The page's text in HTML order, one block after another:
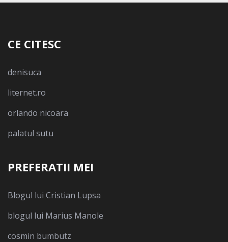
CE CITESC
denisuca
liternet.ro
orlando nicoara
palatul sutu
PREFERATII MEI
Blogul lui Cristian Lupsa
blogul lui Marius Manole
cosmin bumbutz